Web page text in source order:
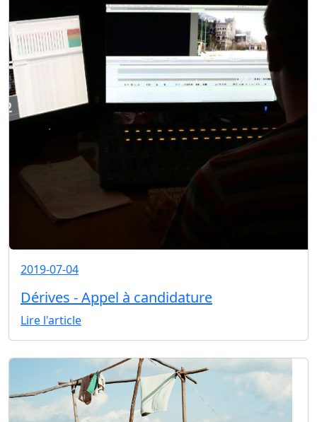
2019-07-04
Dérives - Appel à candidature
Lire l'article